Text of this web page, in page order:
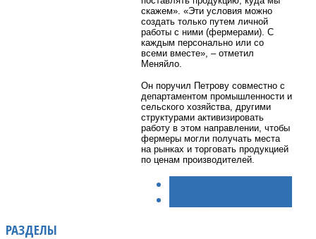
скажем». «Эти условия можно
создать только путем личной
работы с ними (фермерами). С
каждым персонально или со
всеми вместе», – отметил
Меняйло.
Он поручил Петрову совместно с
департаментом промышленности и
сельского хозяйства, другими
структурами активизировать
работу в этом направлении, чтобы
фермеры могли получать места
на рынках и торговать продукцией
по ценам производителей.
РАЗДЕЛЫ